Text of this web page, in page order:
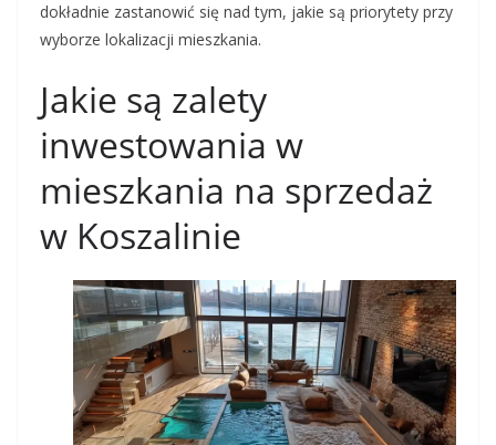
dokładnie zastanowić się nad tym, jakie są priorytety przy
wyborze lokalizacji mieszkania.
Jakie są zalety
inwestowania w
mieszkania na sprzedaż
w Koszalinie